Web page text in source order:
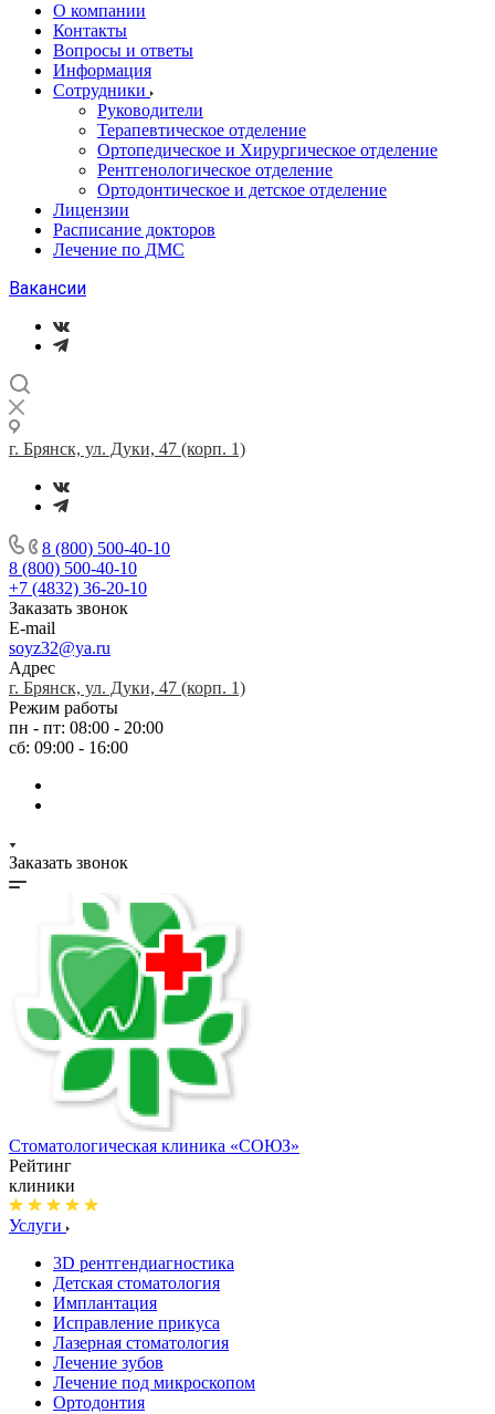
О компании
Контакты
Вопросы и ответы
Информация
Сотрудники
Руководители
Терапевтическое отделение
Ортопедическое и Хирургическое отделение
Рентгенологическое отделение
Ортодонтическое и детское отделение
Лицензии
Расписание докторов
Лечение по ДМС
Вакансии
г. Брянск, ул. Дуки, 47 (корп. 1)
8 (800) 500-40-10
8 (800) 500-40-10
+7 (4832) 36-20-10
Заказать звонок
E-mail
soyz32@ya.ru
Адрес
г. Брянск, ул. Дуки, 47 (корп. 1)
Режим работы
пн - пт: 08:00 - 20:00
сб: 09:00 - 16:00
Заказать звонок
Стоматологическая клиника «СОЮЗ»
Рейтинг
клиники
Услуги
3D рентгендиагностика
Детская стоматология
Имплантация
Исправление прикуса
Лазерная стоматология
Лечение зубов
Лечение под микроскопом
Ортодонтия